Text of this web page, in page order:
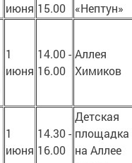
июня 15.00
«Нептун»
1
июня
14.00 -
16.00
Аллея
Химиков
1
июня
14.30 -
16.00
Детская
площадка
на Аллее